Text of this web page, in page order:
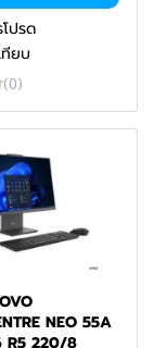
ปรด
ทียบ
(0)
NEO 55A
R5 220/8